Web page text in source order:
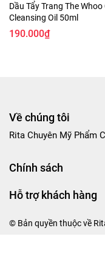
Dầu Tẩy Trang The
Cleansing Oil 50ml
190.000₫
Về chúng tôi
Rita Chuyên Mỹ Phẩm
Chính sách
Hỗ trợ khách hàng
© Bản quyền thuộc về